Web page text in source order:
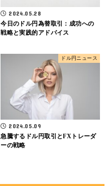
2024.05.28
今日のドル円為替取引：成功への
戦略と実践的アドバイス
ドル円ニュース
2024.05.09
急騰するドル円取引とFXトレーダ
ーの戦略